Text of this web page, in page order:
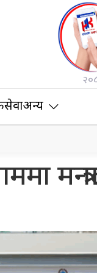
अन्य